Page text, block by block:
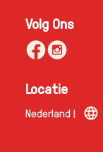
Volg Ons
Locatie
Nederland |